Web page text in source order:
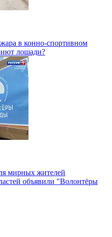
в конно-спортивном
лошади?
мирных жителей
объявили "Волонтёры